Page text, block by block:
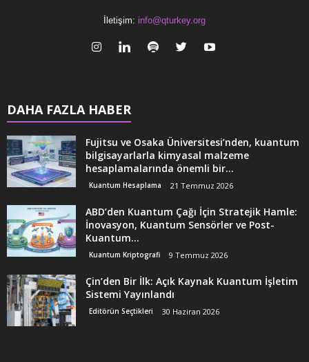
İletişim: info@qturkey.org
DAHA FAZLA HABER
Fujitsu ve Osaka Üniversitesi’nden, kuantum
bilgisayarlarla kimyasal malzeme
hesaplamalarında önemli bir...
Kuantum Hesaplama 21 Temmuz 2026
ABD’den Kuantum Çağı İçin Stratejik Hamle:
İnovasyon, Kuantum Sensörler ve Post-
Kuantum...
Kuantum Kriptografi 9 Temmuz 2026
Çin’den Bir İlk: Açık Kaynak Kuantum İşletim
Sistemi Yayınlandı
Editörün Seçtikleri 30 Haziran 2026